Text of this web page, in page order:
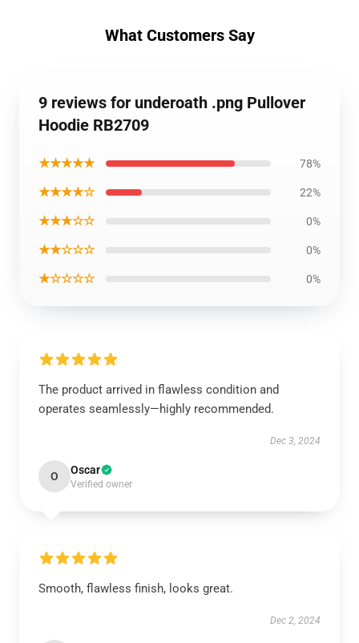
What Customers Say
9 reviews for underoath .png Pullover
Hoodie RB2709
★★★★★ 78%
★★★★☆ 22%
★★★☆☆ 0%
★★☆☆☆ 0%
★☆☆☆☆ 0%
The product arrived in flawless condition and
operates seamlessly—highly recommended.
Dec 3, 2024
O Oscar
Verified owner
Smooth, flawless finish, looks great.
Dec 2, 2024